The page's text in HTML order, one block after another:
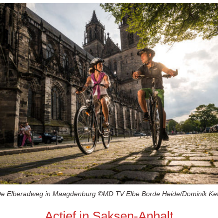
Elberadweg in Maagdenburg ©MD TV Elbe Borde Heide/Dominik